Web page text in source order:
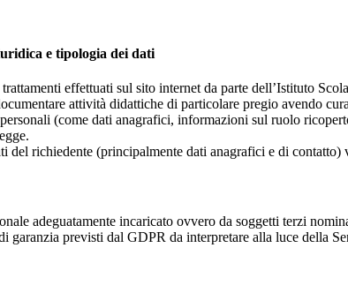
e tipologia dei dati
effettuati sul sito internet da parte dell’Istituto
attività didattiche di particolare pregio avendo
(come dati anagrafici, informazioni sul ruolo
del richiedente (principalmente dati anagrafici e di
adeguatamente incaricato ovvero da soggetti terzi
garanzia previsti dal GDPR da interpretare alla luce della